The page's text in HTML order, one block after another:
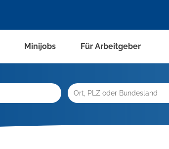
Minijobs Für Arbeitgeber